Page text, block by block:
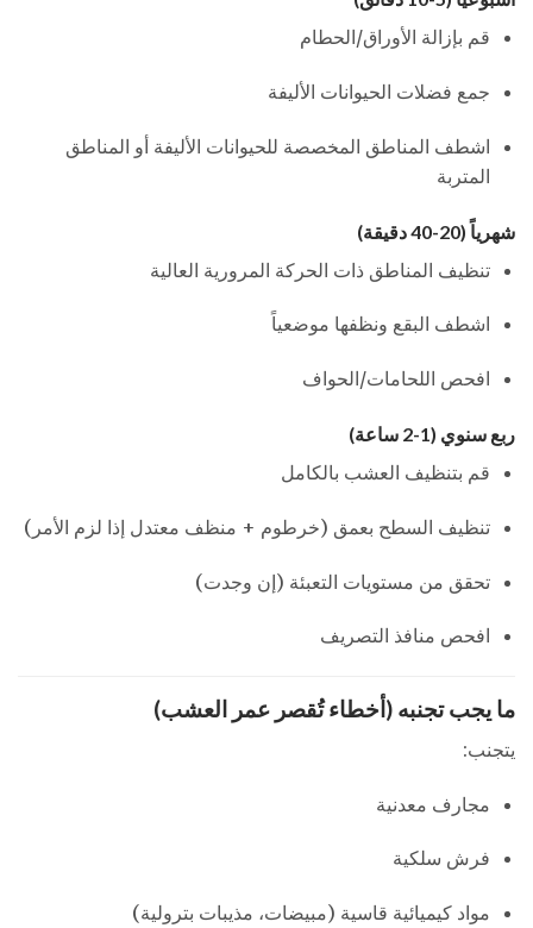
قم بإزالة الأوراق/الحطام
جمع فضلات الحيوانات الأليفة
اشطف المناطق المخصصة للحيوانات الأليفة أو المناطق
المتربة
شهرياً (20-40 دقيقة)
تنظيف المناطق ذات الحركة المرورية العالية
اشطف البقع ونظفها موضعياً
افحص اللحامات/الحواف
ربع سنوي (1-2 ساعة)
قم بتنظيف العشب بالكامل
تنظيف السطح بعمق (خرطوم + منظف معتدل إذا لزم الأمر)
تحقق من مستويات التعبئة (إن وجدت)
افحص منافذ التصريف
ما يجب تجنبه (أخطاء تُقصر عمر العشب)
يتجنب:
مجارف معدنية
فرش سلكية
مواد كيميائية قاسية (مبيضات، مذيبات بترولية)